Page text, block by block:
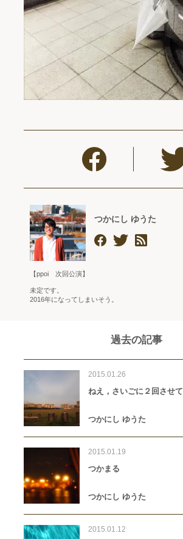
つかにし ゆうた
【ppoi 次回公演】
未定です。
2016年になってしまいそう。
過去の記事
2015.01.26
ねえ，さいごに２回させて
つかにし ゆうた
2015.01.19
つかまる
つかにし ゆうた
2015.01.12